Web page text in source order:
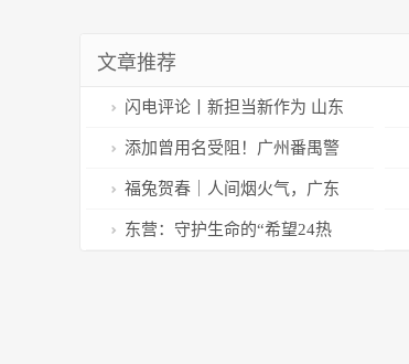
文章推荐
闪电评论丨新担当新作为 山东
奋力蹚出高质量发展新路
添加曾用名受阻！广州番禺警
方快速为民排忧解困
福兔贺春｜人间烟火气，广东
广播电视台新春电视栏目抢鲜品
东营：守护生命的“希望24热